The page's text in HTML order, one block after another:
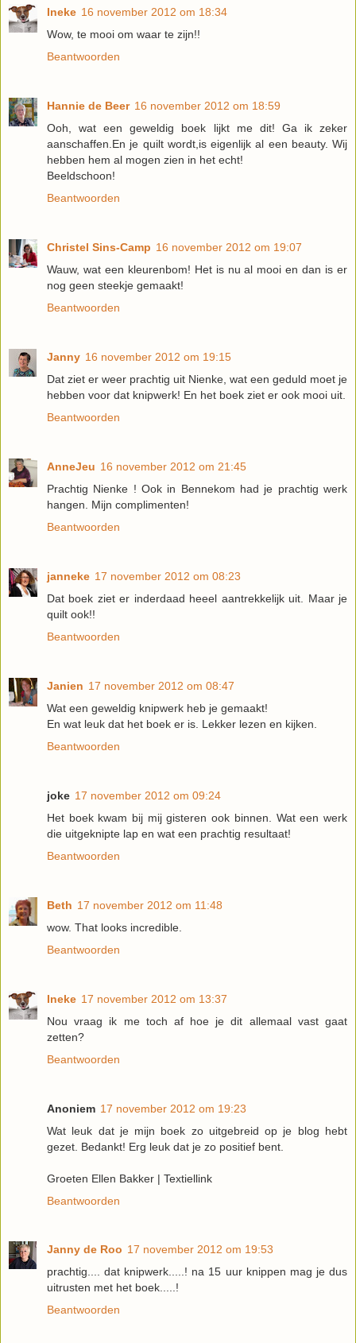
Ineke 16 november 2012 om 18:34
Wow, te mooi om waar te zijn!!
Beantwoorden
Hannie de Beer 16 november 2012 om 18:59
Ooh, wat een geweldig boek lijkt me dit! Ga ik zeker
aanschaffen.En je quilt wordt,is eigenlijk al een beauty. Wij
hebben hem al mogen zien in het echt!
Beeldschoon!
Beantwoorden
Christel Sins-Camp 16 november 2012 om 19:07
Wauw, wat een kleurenbom! Het is nu al mooi en dan is er
nog geen steekje gemaakt!
Beantwoorden
Janny 16 november 2012 om 19:15
Dat ziet er weer prachtig uit Nienke, wat een geduld moet je
hebben voor dat knipwerk! En het boek ziet er ook mooi uit.
Beantwoorden
AnneJeu 16 november 2012 om 21:45
Prachtig Nienke ! Ook in Bennekom had je prachtig werk
hangen. Mijn complimenten!
Beantwoorden
janneke 17 november 2012 om 08:23
Dat boek ziet er inderdaad heeel aantrekkelijk uit. Maar je
quilt ook!!
Beantwoorden
Janien 17 november 2012 om 08:47
Wat een geweldig knipwerk heb je gemaakt!
En wat leuk dat het boek er is. Lekker lezen en kijken.
Beantwoorden
joke 17 november 2012 om 09:24
Het boek kwam bij mij gisteren ook binnen. Wat een werk
die uitgeknipte lap en wat een prachtig resultaat!
Beantwoorden
Beth 17 november 2012 om 11:48
wow. That looks incredible.
Beantwoorden
Ineke 17 november 2012 om 13:37
Nou vraag ik me toch af hoe je dit allemaal vast gaat
zetten?
Beantwoorden
Anoniem 17 november 2012 om 19:23
Wat leuk dat je mijn boek zo uitgebreid op je blog hebt
gezet. Bedankt! Erg leuk dat je zo positief bent.
Groeten Ellen Bakker | Textiellink
Beantwoorden
Janny de Roo 17 november 2012 om 19:53
prachtig.... dat knipwerk.....! na 15 uur knippen mag je dus
uitrusten met het boek.....!
Beantwoorden